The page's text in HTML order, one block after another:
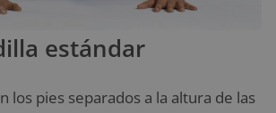
estándar
los pies separados a la altura de las